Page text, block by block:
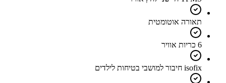
תאורה אוטומטית
6 כריות אוויר
isofix חיבור למושבי בטיחות לילדים